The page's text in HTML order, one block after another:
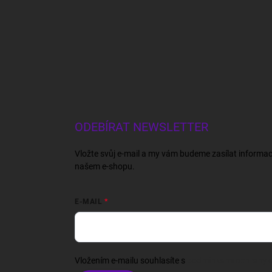
ODEBÍRAT NEWSLETTER
Vložte svůj e-mail a my vám budeme zasílat
našem e-shopu.
E-MAIL
Vložením e-mailu souhlasíte s